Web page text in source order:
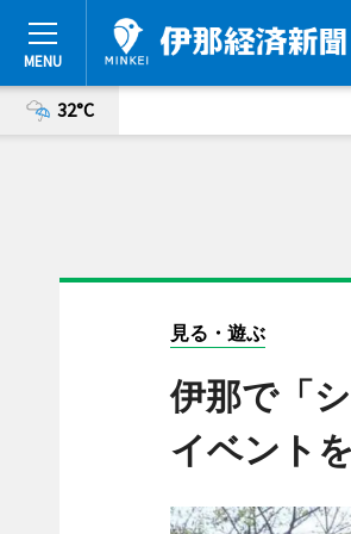
32°C
見る・遊ぶ
伊那で「
イベント